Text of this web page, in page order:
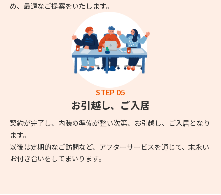
め、最適なご提案をいたします。
STEP 05
お引越し、ご入居
契約が完了し、内装の準備が整い次第、お引越し、ご入居となり
ます。
以後は定期的なご訪問など、アフターサービスを通じて、末永い
お付き合いをしてまいります。